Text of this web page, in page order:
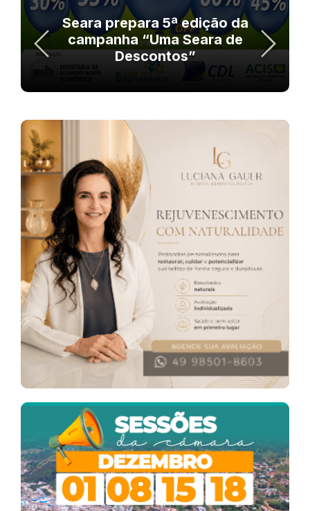
Seara prepara 5ª edição da
campanha “Uma Seara de
Descontos”